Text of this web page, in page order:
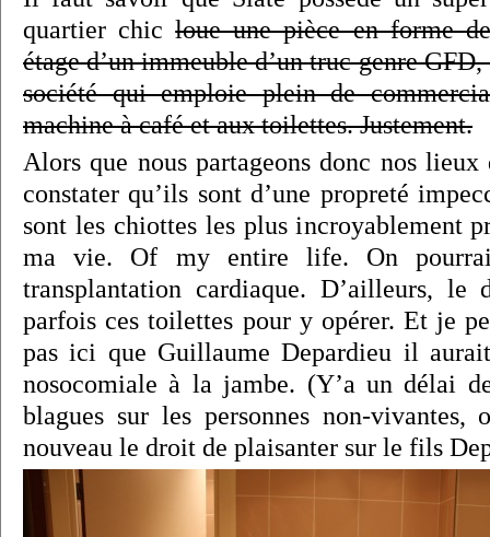
quartier chicloue une pièce en forme
étage d’un immeuble d’un truc genre
société qui emploie plein de
machine à café et aux toilettes. Justement.
Alors que nous partageons donc nos lieux
constater qu’ils sont d’une propreté
sont les chiottes les plus incroyablement
ma vie. Of my entire life. On
transplantation cardiaque. D’ailleurs, le
parfois ces toilettes pour y opérer. Et je
pas ici que Guillaume Depardieu il
nosocomiale à la jambe. (Y’a un délai
blagues sur les personnes non-
nouveau le droit de plaisanter sur le fils